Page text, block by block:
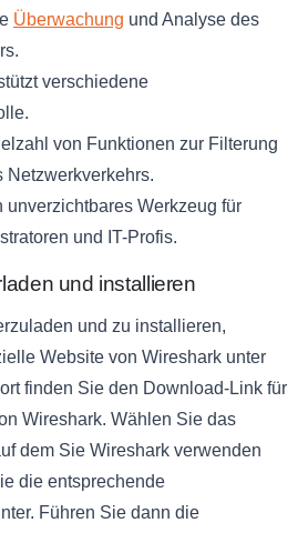
Überwachung und Analyse des
verschiedene
von Funktionen zur Filterung
Netzwerkverkehrs.
unverzichtbares Werkzeug für
und IT-Profis.
und installieren
und zu installieren,
Website von Wireshark unter
finden Sie den Download-Link für
Wireshark. Wählen Sie das
dem Sie Wireshark verwenden
die entsprechende
Führen Sie dann die